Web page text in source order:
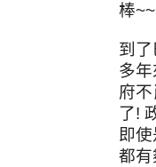
棒
到
多
府
了!
即
都有